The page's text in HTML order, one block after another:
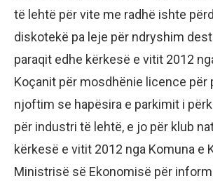
të lehtë për vite me radhë ishte
diskotekë pa leje për ndryshim
paraqit edhe kërkesë e vitit 2012
Koçanit për mosdhënie licence për
njoftim se hapësira e parkimit i
për industri të lehtë, e jo për klub
kërkesë e vitit 2012 nga Komuna e
Ministrisë së Ekonomisë për